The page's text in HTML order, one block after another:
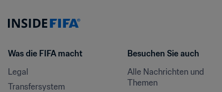
Was die FIFA macht
Legal
Transfersystem
Besuchen Sie auch
Alle Nachrichten und
Themen